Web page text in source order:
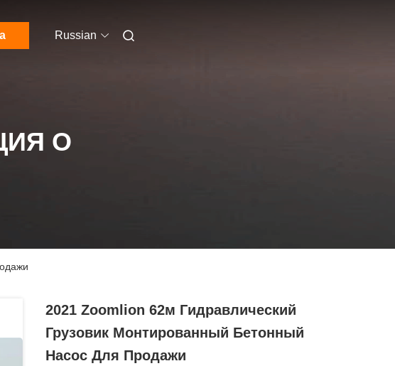
Russian
О
2021 Zoomlion 62м Гидравлический
Грузовик Монтированный Бетонный
Насос Для Продажи